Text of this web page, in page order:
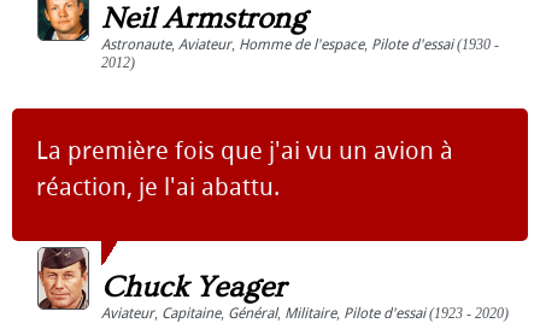
Neil Armstrong
Astronaute, Aviateur, Homme de l'espace, Pilote d'essai(1930 -
2012)
La première fois que j'ai vu un avion à
réaction, je l'ai abattu.
Chuck Yeager
Aviateur, Capitaine, Général, Militaire, Pilote d'essai(1923 - 2020)